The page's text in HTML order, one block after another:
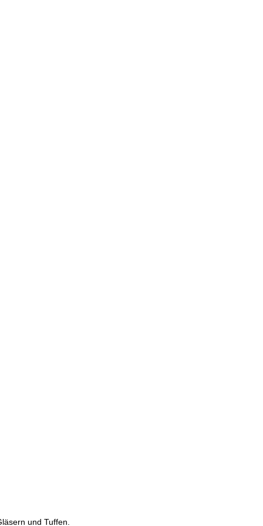
und Tuffen.